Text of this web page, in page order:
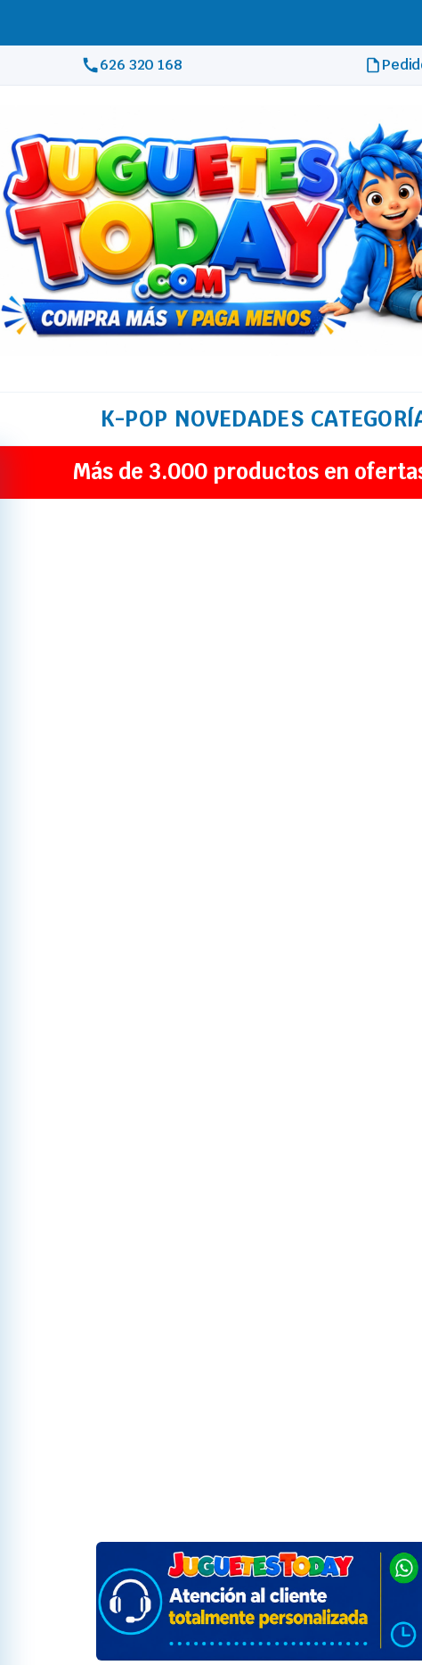
626 320 168
K-POP NOVEDADES
Más de 3.000 productos en